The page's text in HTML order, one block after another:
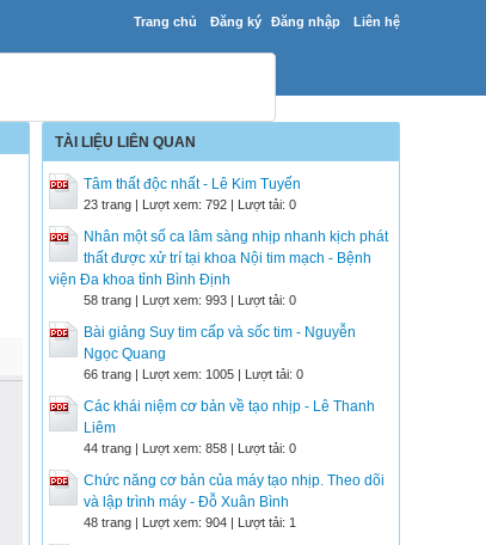
Trang chủ Đăng ký Đăng nhập Liên hệ
TÀI LIỆU LIÊN QUAN
Tâm thất độc nhất - Lê Kim Tuyến
23 trang | Lượt xem: 792 | Lượt tải: 0
Nhân một số ca lâm sàng nhịp nhanh kịch phát
thất được xử trí tại khoa Nội tim mạch - Bệnh
viện Đa khoa tỉnh Bình Định
58 trang | Lượt xem: 993 | Lượt tải: 0
Bài giảng Suy tim cấp và sốc tim - Nguyễn
Ngọc Quang
66 trang | Lượt xem: 1005 | Lượt tải: 0
Các khái niệm cơ bản về tạo nhịp - Lê Thanh
Liêm
44 trang | Lượt xem: 858 | Lượt tải: 0
Chức năng cơ bản của máy tạo nhịp. Theo dõi
và lập trình máy - Đỗ Xuân Bình
48 trang | Lượt xem: 904 | Lượt tải: 1